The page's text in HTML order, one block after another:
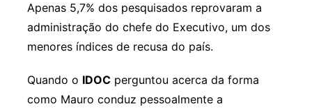
Apenas 5,7% dos pesquisados reprovaram a
administração do chefe do Executivo, um dos
menores índices de recusa do país.
Quando o IDOCperguntou acerca da forma
como Mauro conduz pessoalmente a